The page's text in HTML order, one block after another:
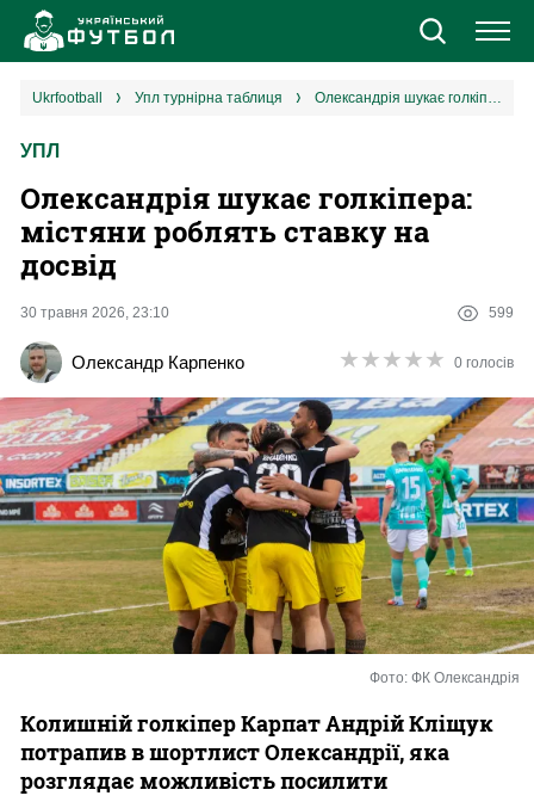
Новини
Єврокубки
2 ліга
Різне
Букмекери
Казино
ukrfootball упл турнірна таблиця Олександрія шукає голкіпера: містяни роблять ставку на досвід
УПЛ
Олександрія шукає голкіпера:
містяни роблять ставку на
досвід
30 травня 2026, 23:10 599
Олександр Карпенко ★★★★★
★★★★★ 0 голосів
Фото: ФК Олександрія
Колишній голкіпер Карпат Андрій Кліщук
потрапив в шортлист Олександрії, яка
розглядає можливість посилити